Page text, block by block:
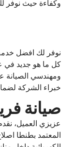
وكفاءة حيث نوفر
نوفر لك افضل
كل ما هو جديد في
ومهندسي الصيانة
خبراء الشركة
صيانة
عزيزي العميل،
المعتمد بطنطا